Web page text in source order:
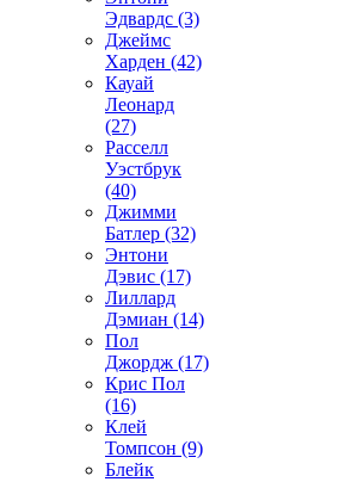
Эдвардс (3)
Джеймс
Харден (42)
Кауай
Леонард
(27)
Расселл
Уэстбрук
(40)
Джимми
Батлер (32)
Энтони
Дэвис (17)
Лиллард
Дэмиан (14)
Пол
Джордж (17)
Крис Пол
(16)
Клей
Томпсон (9)
Блейк